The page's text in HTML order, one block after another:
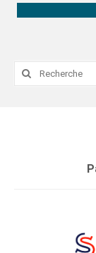
Rechercher